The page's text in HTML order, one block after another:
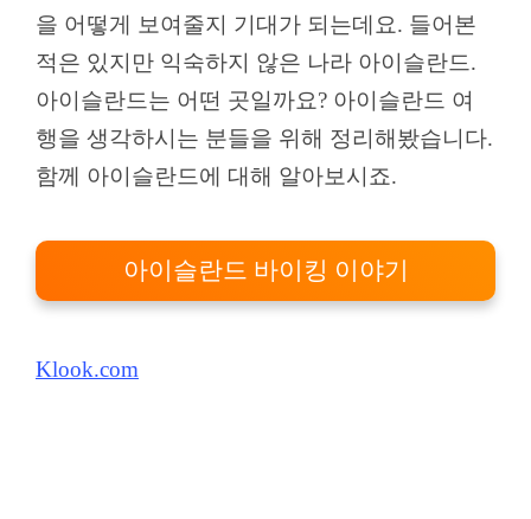
을 어떻게 보여줄지 기대가 되는데요. 들어본
적은 있지만 익숙하지 않은 나라 아이슬란드.
아이슬란드는 어떤 곳일까요? 아이슬란드 여
행을 생각하시는 분들을 위해 정리해봤습니다.
함께 아이슬란드에 대해 알아보시죠.
아이슬란드 바이킹 이야기
Klook.com